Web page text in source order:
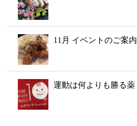
11月 イベントのご案内
運動は何よりも勝る薬